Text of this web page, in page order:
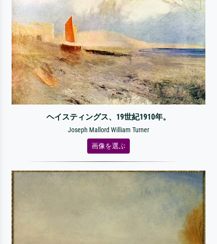
ヘイスティングス、19世紀1910年。
Joseph Mallord William Turner
画像を選ぶ